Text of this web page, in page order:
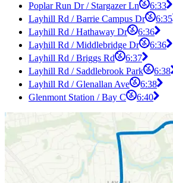
Poplar Run Dr / Stargazer Ln
6:33
Layhill Rd / Barrie Campus Dr
6:35
Layhill Rd / Hathaway Dr
6:36
Layhill Rd / Middlebridge Dr
6:36
Layhill Rd / Briggs Rd
6:37
Layhill Rd / Saddlebrook Park
6:38
Layhill Rd / Glenallan Ave
6:38
Glenmont Station / Bay C
6:40